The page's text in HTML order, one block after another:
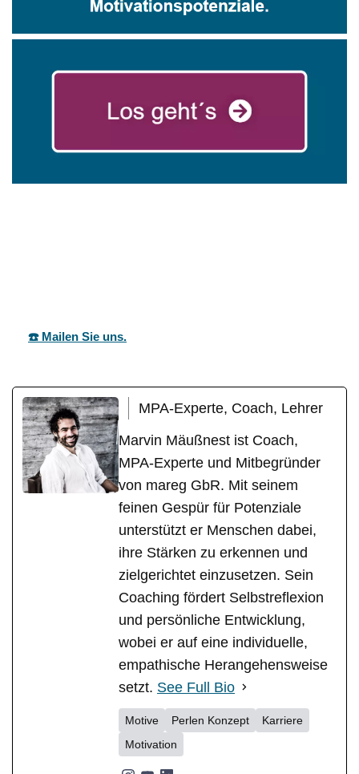
☎️ Mailen Sie uns.
MPA-Experte, Coach, Lehrer
Marvin Mäußnest ist Coach,
MPA-Experte und Mitbegründer
von mareg GbR. Mit seinem
feinen Gespür für Potenziale
unterstützt er Menschen dabei,
ihre Stärken zu erkennen und
zielgerichtet einzusetzen. Sein
Coaching fördert Selbstreflexion
und persönliche Entwicklung,
wobei er auf eine individuelle,
empathische Herangehensweise
setzt. See Full Bio
Motive Perlen Konzept
Karriere
Motivation